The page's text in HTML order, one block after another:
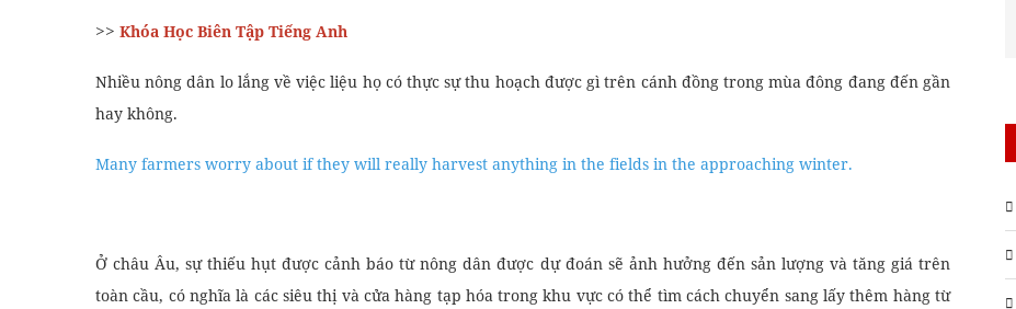
>> Khóa Học Biên Tập Tiếng Anh
Nhiều nông dân lo lắng về việc liệu họ có thực sự thu hoạch được gì trên cánh đồng trong mùa đông đang đến gần
hay không.
Many farmers worry about if they will really harvest anything in the fields in the approaching winter.
Ở châu Âu, sự thiếu hụt được cảnh báo từ nông dân được dự đoán sẽ ảnh hưởng đến sản lượng và tăng giá trên
toàn cầu, có nghĩa là các siêu thị và cửa hàng tạp hóa trong khu vực có thể tìm cách chuyển sang lấy thêm hàng từ